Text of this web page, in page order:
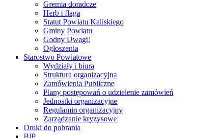
Gremia doradcze
Herb i flaga
Statut Powiatu Kaliskiego
Gminy Powiatu
Godny Uwagi!
Ogłoszenia
Starostwo Powiatowe
Wydziały i biura
Struktura organizacyjna
Zamówienia Publiczne
Plany postępowań o udzielenie zamówień
Jednostki organizacyjne
Regulamin organizacyjny
Zarządzanie kryzysowe
Druki do pobrania
BIP